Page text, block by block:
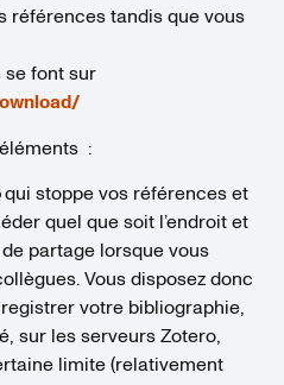
références tandis que vous
se font sur
:
qui stoppe vos références et
quel que soit l’endroit et
partage lorsque vous
Vous disposez donc
votre bibliographie,
sur les serveurs Zotero,
limite (relativement